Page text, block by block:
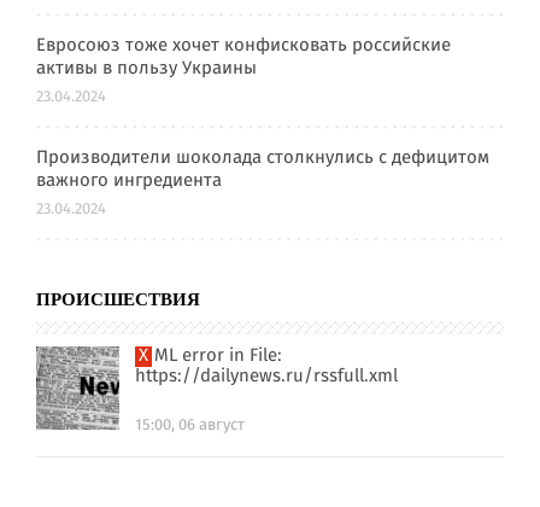
Евросоюз тоже хочет конфисковать российские
активы в пользу Украины
23.04.2024
Производители шоколада столкнулись с дефицитом
важного ингредиента
23.04.2024
ПРОИСШЕСТВИЯ
XML error in File:
https://dailynews.ru/rssfull.xml
15:00, 06 август